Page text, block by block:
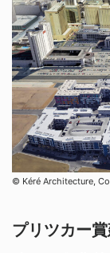
© Kéré Architecture,
プリツカー